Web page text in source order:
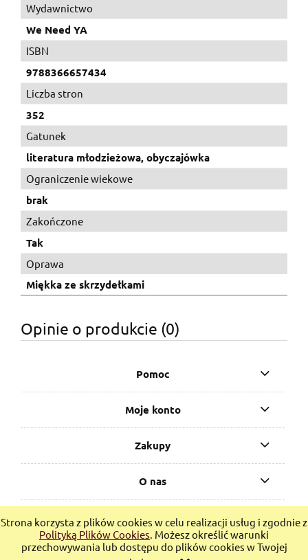
Strona korzysta z plików cookies w celu realizacji usług i zgodnie z
Polityką Plików Cookies. Możesz określić warunki
przechowywania lub dostępu do plików cookies w Twojej
Wydawnictwo
We Need YA
ISBN
9788366657434
Liczba stron
352
Gatunek
literatura młodzieżowa, obyczajówka
Ograniczenie wiekowe
brak
Zakończone
Tak
Oprawa
Miękka ze skrzydełkami
Opinie o produkcie (0)
Pomoc
Moje konto
Zakupy
O nas
LGBTQ+
pokaż pełną wersję strony